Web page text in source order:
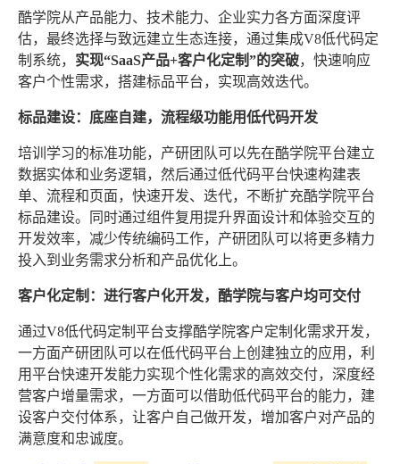
酷学院从产品能力、技术能力、企业实力各方面深度评
估，最终选择与致远建立生态连接，通过集成V8低代码定
制系统， 实现“SaaS产品+客户化定制”的突破，快速响应
客户个性需求，搭建标品平台，实现高效迭代。
标品建设：底座自建，流程级功能用低代码开发
培训学习的标准功能，产研团队可以先在酷学院平台建立
数据实体和业务逻辑，然后通过低代码平台快速构建表
单、流程和页面，快速开发、迭代，不断扩充酷学院平台
标品建设。同时通过组件复用提升界面设计和体验交互的
开发效率，减少传统编码工作，产研团队可以将更多精力
投入到业务需求分析和产品优化上。
客户化定制：进行客户化开发，酷学院与客户均可交付
通过V8低代码定制平台支撑酷学院客户定制化需求开发，
一方面产研团队可以在低代码平台上创建独立的应用，利
用平台快速开发能力实现个性化需求的高效交付，深度经
营客户增量需求，一方面可以借助低代码平台的能力，建
设客户交付体系，让客户自己做开发，增加客户对产品的
满意度和忠诚度。